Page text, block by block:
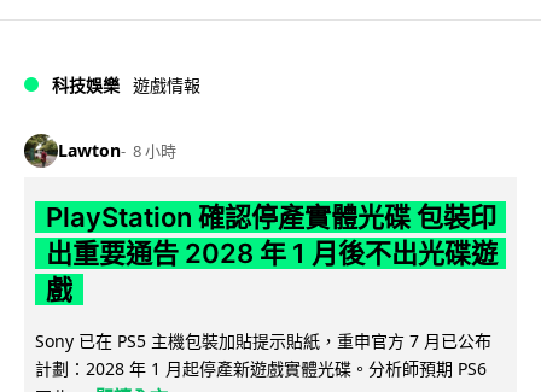
科技娛樂 遊戲情報
Lawton 8 小時
PlayStation 確認停產實體光碟 包裝印
出重要通告 2028 年 1 月後不出光碟遊
戲
Sony 已在 PS5 主機包裝加貼提示貼紙，重申官方 7 月已公布
計劃：2028 年 1 月起停產新遊戲實體光碟。分析師預期 PS6